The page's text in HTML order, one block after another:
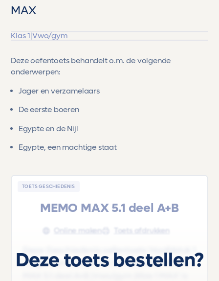
MAX
Klas 1|Vwo/gym
Deze oefentoets behandelt o.m. de volgende
onderwerpen:
Jager en verzamelaars
De eerste boeren
Egypte en de Nijl
Egypte, een machtige staat
TOETS GESCHIEDENIS
MEMO MAX 5.1 deel A+B
Online maken Toets afdrukken
Deze Geschiedenis oefentoets 'Hoofdstuk 1
- Jagers en boeren' uit het lesboek 'MEMO
Deze toets bestellen?